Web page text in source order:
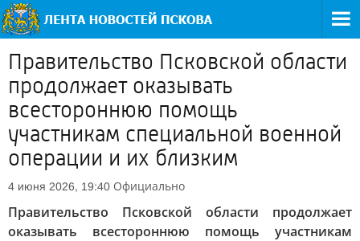
Правительство Псковской области
продолжает оказывать
всестороннюю помощь
участникам специальной военной
операции и их близким
4 июня 2026, 19:40 Официально
Правительство Псковской области продолжает
оказывать всестороннюю помощь участникам